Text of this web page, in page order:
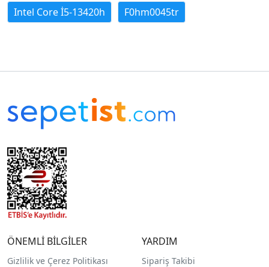
Intel Core İ5-13420h F0hm0045tr
ÖNEMLİ BİLGİLER
Gizlilik ve Çerez Politikası
YARDIM
Sipariş Takibi